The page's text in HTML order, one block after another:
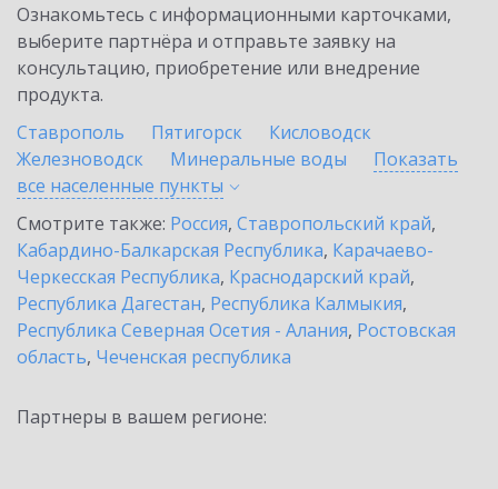
Ознакомьтесь с информационными карточками,
выберите партнёра и отправьте заявку на
консультацию, приобретение или внедрение
продукта.
Ставрополь
Пятигорск
Кисловодск
Железноводск
Минеральные воды
Показать
все населенные пункты
Смотрите также: Россия, Ставропольский край,
Кабардино-Балкарская Республика, Карачаево-
Черкесская Республика, Краснодарский край,
Республика Дагестан, Республика Калмыкия,
Республика Северная Осетия - Алания, Ростовская
область, Чеченская республика
Партнеры в вашем регионе: